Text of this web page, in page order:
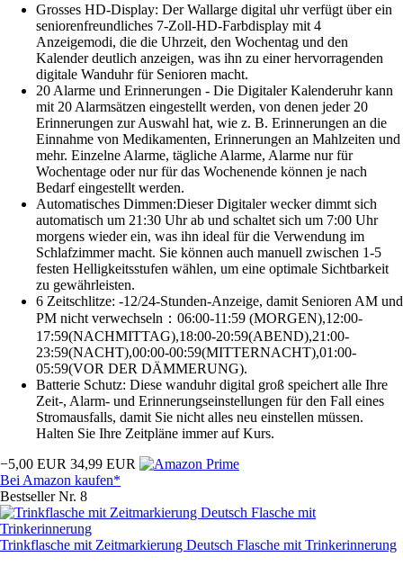
Grosses HD-Display: Der Wallarge digital uhr verfügt über ein
seniorenfreundliches 7-Zoll-HD-Farbdisplay mit 4
Anzeigemodi, die die Uhrzeit, den Wochentag und den
Kalender deutlich anzeigen, was ihn zu einer hervorragenden
digitale Wanduhr für Senioren macht.
20 Alarme und Erinnerungen - Die Digitaler Kalenderuhr kann
mit 20 Alarmsätzen eingestellt werden, von denen jeder 20
Erinnerungen zur Auswahl hat, wie z. B. Erinnerungen an die
Einnahme von Medikamenten, Erinnerungen an Mahlzeiten und
mehr. Einzelne Alarme, tägliche Alarme, Alarme nur für
Wochentage oder nur für das Wochenende können je nach
Bedarf eingestellt werden.
Automatisches Dimmen:Dieser Digitaler wecker dimmt sich
automatisch um 21:30 Uhr ab und schaltet sich um 7:00 Uhr
morgens wieder ein, was ihn ideal für die Verwendung im
Schlafzimmer macht. Sie können auch manuell zwischen 1-5
festen Helligkeitsstufen wählen, um eine optimale Sichtbarkeit
zu gewährleisten.
6 Zeitschlitze: -12/24-Stunden-Anzeige, damit Senioren AM und
PM nicht verwechseln：06:00-11:59 (MORGEN),12:00-
17:59(NACHMITTAG),18:00-20:59(ABEND),21:00-
23:59(NACHT),00:00-00:59(MITTERNACHT),01:00-
05:59(VOR DER DÄMMERUNG).
Batterie Schutz: Diese wanduhr digital groß speichert alle Ihre
Zeit-, Alarm- und Erinnerungseinstellungen für den Fall eines
Stromausfalls, damit Sie nicht alles neu einstellen müssen.
Halten Sie Ihre Zeitpläne immer auf Kurs.
−5,00 EUR 34,99 EUR
Bei Amazon kaufen*
Bestseller Nr. 8
Trinkflasche mit Zeitmarkierung Deutsch Flasche mit Trinkerinnerung